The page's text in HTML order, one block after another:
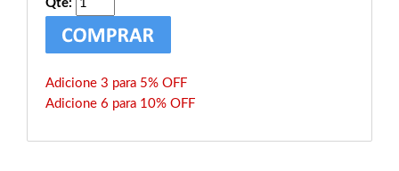
Qte:
Adicione 3 para 5% OFF
Adicione 6 para 10% OFF